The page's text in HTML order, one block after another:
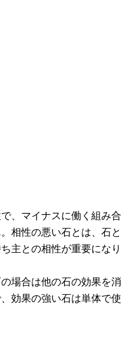
、マイナスに働く組み合
相性の悪い石とは、石と
主との相性が重要になり
場合は他の石の効果を消
効果の強い石は単体で使